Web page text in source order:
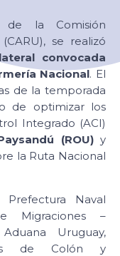
de la Comisión
se realizó
convocada
Nacional. El
de la temporada
de optimizar los
Integrado (ACI)
(ROU)y
la Ruta Nacional
Prefectura Naval
Migraciones –
Uruguay,
de Colón y